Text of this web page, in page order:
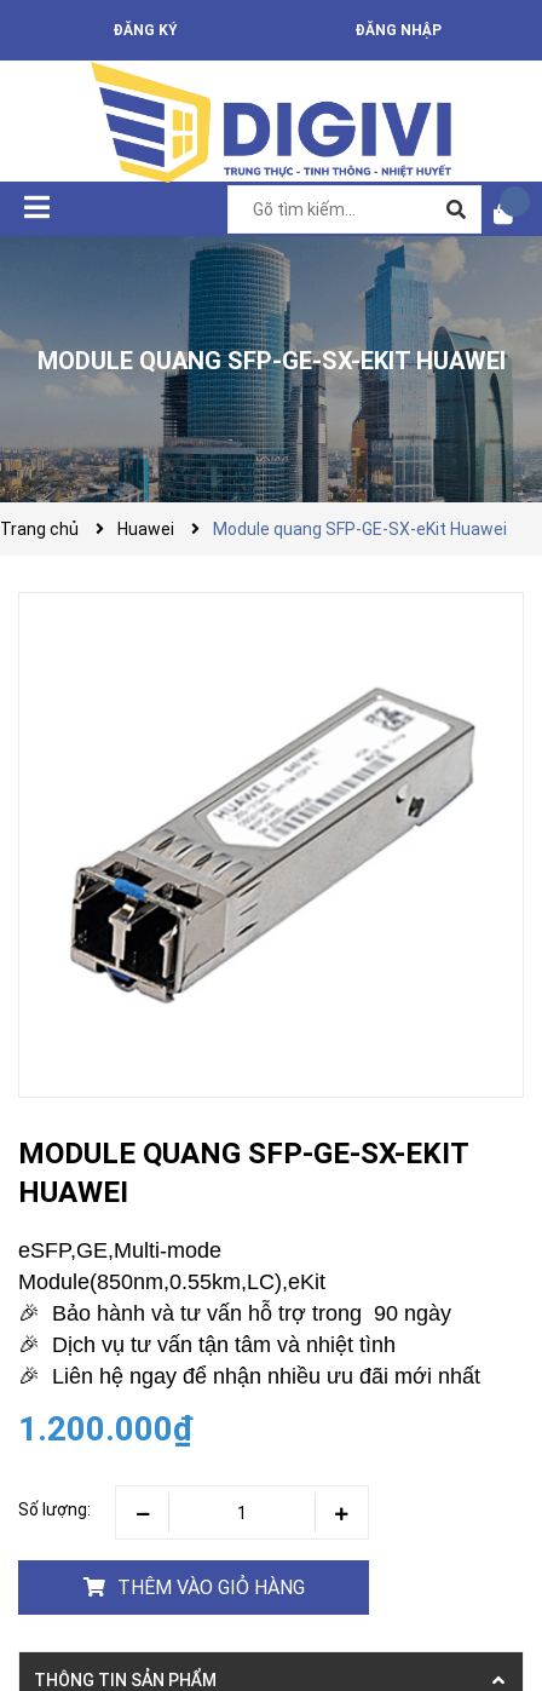
ĐĂNG KÝ ĐĂNG NHẬP
MODULE QUANG SFP-GE-SX-EKIT HUAWEI
Trang chủ Huawei Module quang SFP-GE-SX-eKit Huawei
MODULE QUANG SFP-GE-SX-EKIT
HUAWEI
eSFP,GE,Multi-mode
Module(850nm,0.55km,LC),eKit
🎉 Bảo hành và tư vấn hỗ trợ trong 90 ngày
🎉 Dịch vụ tư vấn tận tâm và nhiệt tình
🎉 Liên hệ ngay để nhận nhiều ưu đãi mới nhất
1.200.000₫
Số lượng:
THÊM VÀO GIỎ HÀNG
THÔNG TIN SẢN PHẨM